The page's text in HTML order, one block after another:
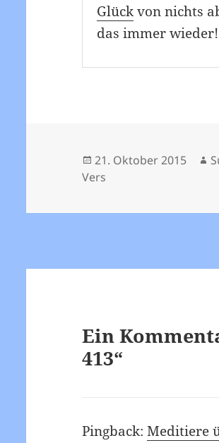
Glückvon nichts
das immer
Veröffentlicht
am
21. Oktober 2015
Vers
Ein
413“
Pingback:Meditiere